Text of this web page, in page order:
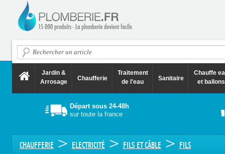
Jardin &
Arrosage
Chaufferie
Traitement
de l'eau
Sanitaire
Chauffe
et ballons
Départ sous 24-48h
sur toute la france
CHAUFFERIE > ELECTRICITÉ > FILS ET CÂBLE > FILS